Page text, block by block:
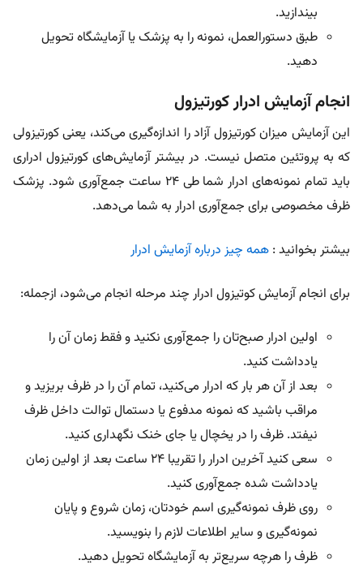
بیندازید.
طبق دستورالعمل، نمونه را به پزشک یا آزمایشگاه تحویل
دهید.
انجام آزمایش ادرار کورتیزول
این آزمایش میزان کورتیزول آزاد را اندازه‌گیری می‌کند، یعنی کورتیزولی
که به پروتئین‌ متصل نیست. در بیشتر آزمایش‌های کورتیزول ادراری
باید تمام نمونه‌های ادرار شما طی ۲۴ ساعت جمع‌آوری شود. پزشک
ظرف مخصوصی برای جمع‌آوری ادرار به شما می‌دهد.
بیشتر بخوانید : همه چیز درباره آزمایش ادرار
برای انجام آزمایش کوتیزول ادرار چند مرحله انجام می‌شود، ازجمله:
اولین ادرار صبح‌تان را جمع‌آوری نکنید و فقط زمان آن را
یادداشت کنید.
بعد از آن هر بار که ادرار می‌کنید، تمام آن را در ظرف بریزید و
مراقب باشید که نمونه مدفوع یا دستمال توالت داخل ظرف
نیفتد. ظرف را در یخچال یا جای خنک نگهداری کنید.
سعی کنید آخرین ادرار را تقریبا ۲۴ ساعت بعد از اولین زمان
یادداشت شده جمع‌آوری کنید.
روی ظرف نمونه‌گیری اسم خودتان، زمان شروع و پایان
نمونه‌گیری و سایر اطلاعات لازم را بنویسید.
ظرف را هرچه سریع‌تر به آزمایشگاه تحویل دهید.